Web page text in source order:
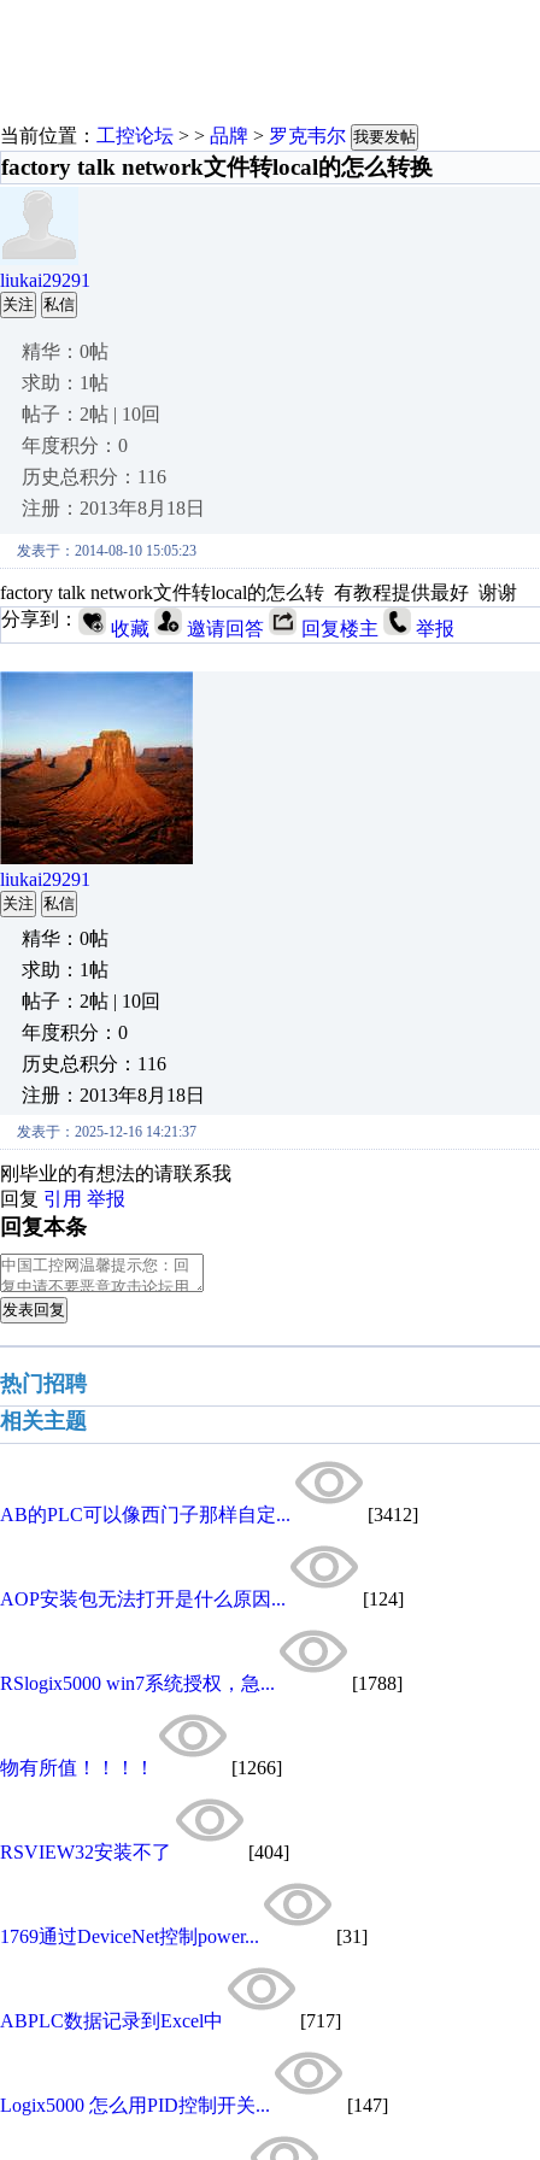
当前位置： 工控论坛 > > 品牌 > 罗克韦尔 我要发帖
factory talk network文件转local的怎么转换
liukai29291
关注 私信
精华：0帖
求助：1帖
帖子：2帖 | 10回
年度积分：0
历史总积分：116
注册：2013年8月18日
发表于：2014-08-10 15:05:23
factory talk network文件转local的怎么转 有教程提供最好 谢谢
分享到：
收藏 邀请回答 回复楼主 举报
liukai29291
关注 私信
精华：0帖
求助：1帖
帖子：2帖 | 10回
年度积分：0
历史总积分：116
注册：2013年8月18日
发表于：2025-12-16 14:21:37
刚毕业的有想法的请联系我
回复 引用 举报
回复本条
发表回复
热门招聘
相关主题
AB的PLC可以像西门子那样自定... [3412]
AOP安装包无法打开是什么原因... [124]
RSlogix5000 win7系统授权，急... [1788]
物有所值！！！！ [1266]
RSVIEW32安装不了 [404]
1769通过DeviceNet控制power... [31]
ABPLC数据记录到Excel中 [717]
Logix5000 怎么用PID控制开关... [147]